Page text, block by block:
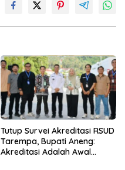
Tutup Survei Akreditasi RSUD
Tarempa, Bupati Aneng:
Akreditasi Adalah Awal